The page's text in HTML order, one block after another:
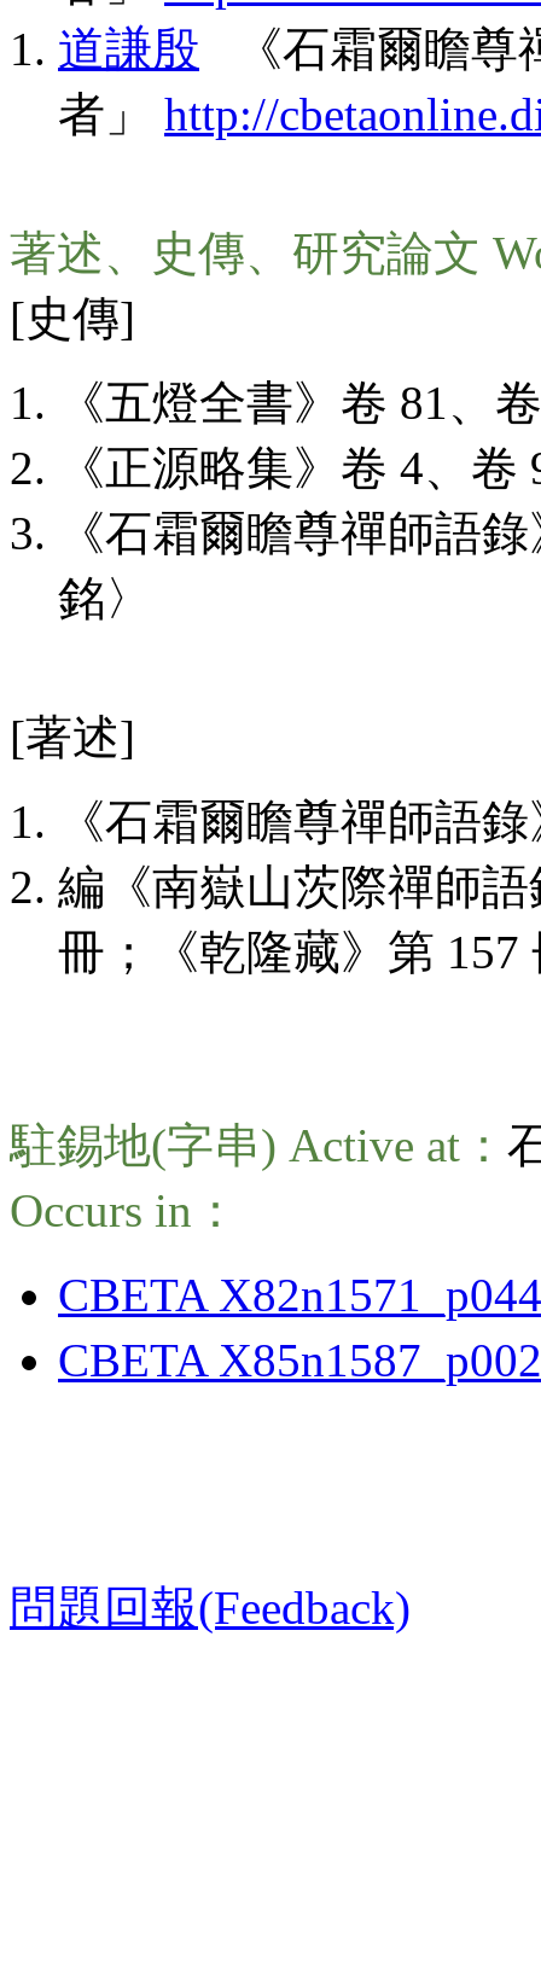
道謙殷 《石霜爾瞻尊
者」 http://
著述、史傳、研究論文
[史傳]
《五燈全書》卷 81、
《正源略集》卷 4、卷
《石霜爾瞻尊禪師語
銘〉
[著述]
《石霜爾瞻尊禪師語
編《南嶽山茨際禪師
冊；《乾隆藏》第 157
駐錫地(字串) Active at：
Occurs in：
CBETA
CBETA
問題回報(Feedback)